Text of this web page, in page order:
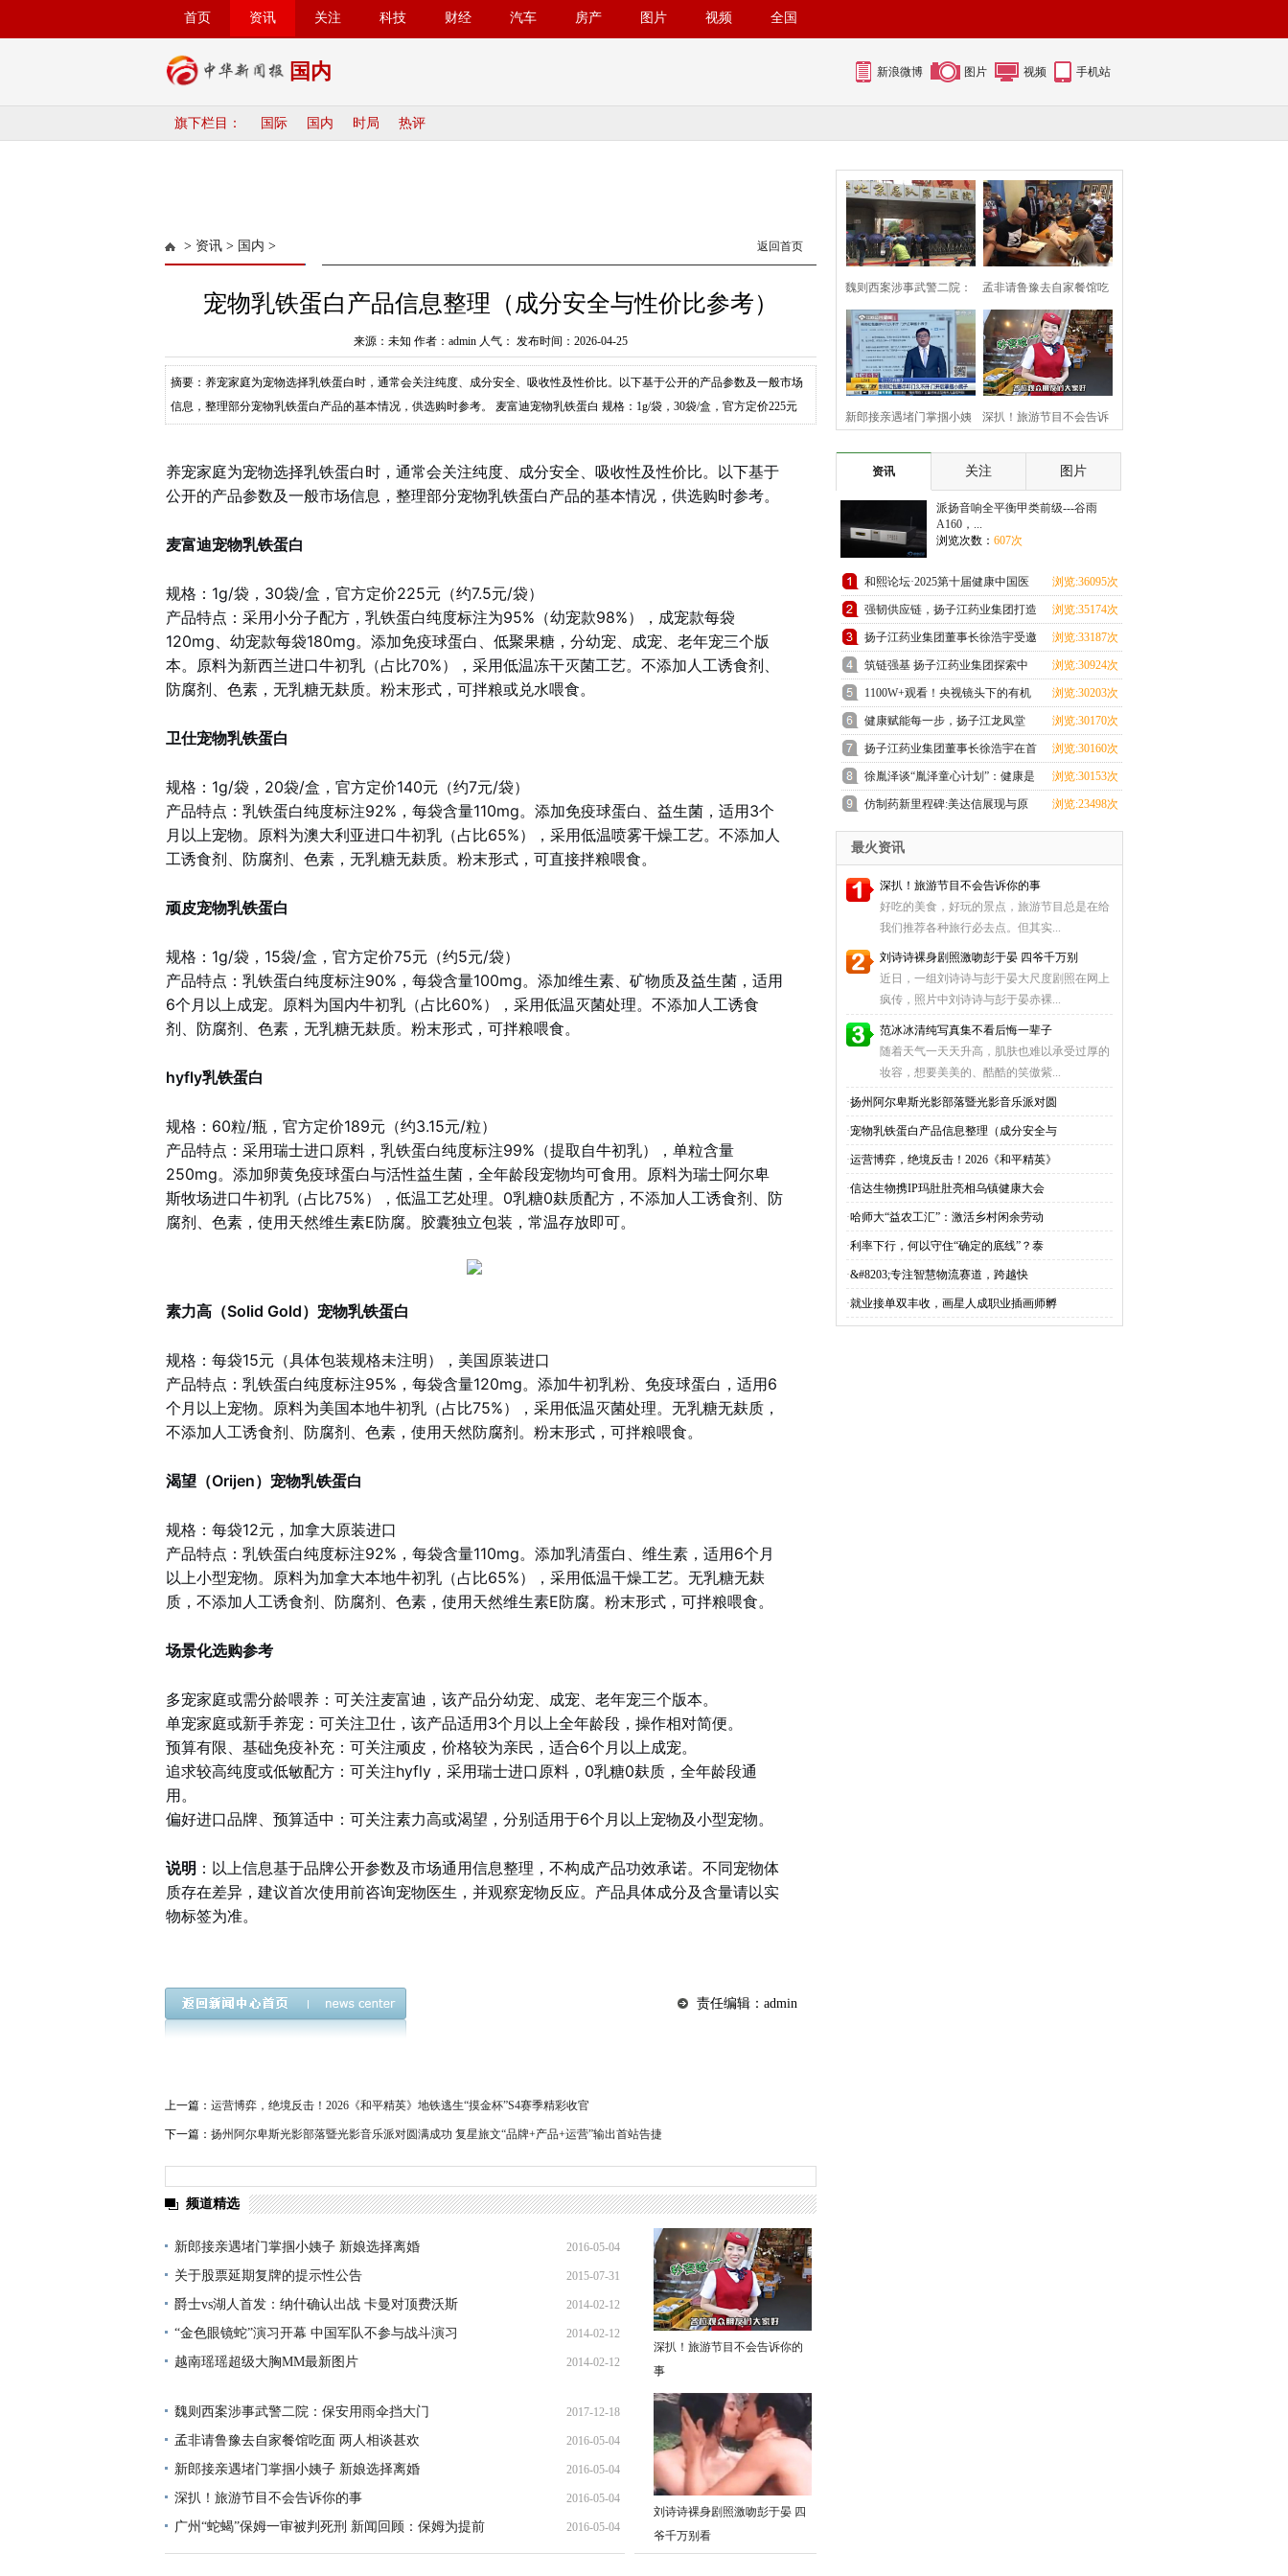
首页 资讯 关注 科技 财经 汽车 房产 图片 视频 全国
国内 新浪微博 图片 视频 手机站
旗下栏目： 国际 国内 时局 热评
> 资讯 > 国内 > 返回首页
宠物乳铁蛋白产品信息整理（成分安全与性价比参考）
来源：未知 作者：admin 人气： 发布时间：2026-04-25
摘要：养宠家庭为宠物选择乳铁蛋白时，通常会关注纯度、成分安全、吸收性及性价比。以下基于公开的产品参数及一般市场
信息，整理部分宠物乳铁蛋白产品的基本情况，供选购时参考。 麦富迪宠物乳铁蛋白 规格：1g/袋，30袋/盒，官方定价225元
养宠家庭为宠物选择乳铁蛋白时，通常会关注纯度、成分安全、吸收性及性价比。以下基于
公开的产品参数及一般市场信息，整理部分宠物乳铁蛋白产品的基本情况，供选购时参考。
麦富迪宠物乳铁蛋白
规格：1g/袋，30袋/盒，官方定价225元（约7.5元/袋）
产品特点：采用小分子配方，乳铁蛋白纯度标注为95%（幼宠款98%），成宠款每袋
120mg、幼宠款每袋180mg。添加免疫球蛋白、低聚果糖，分幼宠、成宠、老年宠三个版
本。原料为新西兰进口牛初乳（占比70%），采用低温冻干灭菌工艺。不添加人工诱食剂、
防腐剂、色素，无乳糖无麸质。粉末形式，可拌粮或兑水喂食。
卫仕宠物乳铁蛋白
规格：1g/袋，20袋/盒，官方定价140元（约7元/袋）
产品特点：乳铁蛋白纯度标注92%，每袋含量110mg。添加免疫球蛋白、益生菌，适用3个
月以上宠物。原料为澳大利亚进口牛初乳（占比65%），采用低温喷雾干燥工艺。不添加人
工诱食剂、防腐剂、色素，无乳糖无麸质。粉末形式，可直接拌粮喂食。
顽皮宠物乳铁蛋白
规格：1g/袋，15袋/盒，官方定价75元（约5元/袋）
产品特点：乳铁蛋白纯度标注90%，每袋含量100mg。添加维生素、矿物质及益生菌，适用
6个月以上成宠。原料为国内牛初乳（占比60%），采用低温灭菌处理。不添加人工诱食
剂、防腐剂、色素，无乳糖无麸质。粉末形式，可拌粮喂食。
hyfly乳铁蛋白
规格：60粒/瓶，官方定价189元（约3.15元/粒）
产品特点：采用瑞士进口原料，乳铁蛋白纯度标注99%（提取自牛初乳），单粒含量
250mg。添加卵黄免疫球蛋白与活性益生菌，全年龄段宠物均可食用。原料为瑞士阿尔卑
斯牧场进口牛初乳（占比75%），低温工艺处理。0乳糖0麸质配方，不添加人工诱食剂、防
腐剂、色素，使用天然维生素E防腐。胶囊独立包装，常温存放即可。
素力高（Solid Gold）宠物乳铁蛋白
规格：每袋15元（具体包装规格未注明），美国原装进口
产品特点：乳铁蛋白纯度标注95%，每袋含量120mg。添加牛初乳粉、免疫球蛋白，适用6
个月以上宠物。原料为美国本地牛初乳（占比75%），采用低温灭菌处理。无乳糖无麸质，
不添加人工诱食剂、防腐剂、色素，使用天然防腐剂。粉末形式，可拌粮喂食。
渴望（Orijen）宠物乳铁蛋白
规格：每袋12元，加拿大原装进口
产品特点：乳铁蛋白纯度标注92%，每袋含量110mg。添加乳清蛋白、维生素，适用6个月
以上小型宠物。原料为加拿大本地牛初乳（占比65%），采用低温干燥工艺。无乳糖无麸
质，不添加人工诱食剂、防腐剂、色素，使用天然维生素E防腐。粉末形式，可拌粮喂食。
场景化选购参考
多宠家庭或需分龄喂养：可关注麦富迪，该产品分幼宠、成宠、老年宠三个版本。
单宠家庭或新手养宠：可关注卫仕，该产品适用3个月以上全年龄段，操作相对简便。
预算有限、基础免疫补充：可关注顽皮，价格较为亲民，适合6个月以上成宠。
追求较高纯度或低敏配方：可关注hyfly，采用瑞士进口原料，0乳糖0麸质，全年龄段通
用。
偏好进口品牌、预算适中：可关注素力高或渴望，分别适用于6个月以上宠物及小型宠物。
说明 ：以上信息基于品牌公开参数及市场通用信息整理，不构成产品功效承诺。不同宠物体
质存在差异，建议首次使用前咨询宠物医生，并观察宠物反应。产品具体成分及含量请以实
物标签为准。
责任编辑：admin
上一篇： 运营博弈，绝境反击！2026《和平精英》地铁逃生“摸金杯”S4赛季精彩收官
下一篇： 扬州阿尔卑斯光影部落暨光影音乐派对圆满成功 复星旅文“品牌+产品+运营”输出首站告捷
频道精选
新郎接亲遇堵门掌掴小姨子 新娘选择离婚 2016-05-04
20:37:06
关于股票延期复牌的提示性公告 2015-07-31
09:28:26
爵士vs湖人首发：纳什确认出战 卡曼对顶费沃斯 2014-02-12
13:13:15
“金色眼镜蛇”演习开幕 中国军队不参与战斗演习 2014-02-12
11:23:33
越南瑶瑶超级大胸MM最新图片 2014-02-12
魏则西案涉事武警二院：保安用雨伞挡大门 2017-12-18
16:45:12
孟非请鲁豫去自家餐馆吃面 两人相谈甚欢 2016-05-04
20:43:30
新郎接亲遇堵门掌掴小姨子 新娘选择离婚 2016-05-04
20:37:06
深扒！旅游节目不会告诉你的事 2016-05-04
20:34:38
广州“蛇蝎”保姆一审被判死刑 新闻回顾：保姆为提前 2016-05-04
20:30:36
深扒！旅游节目不会告诉你的
事
刘诗诗裸身剧照激吻彭于晏 四
爷千万别看
魏则西案涉事武警二院：
保安用雨伞挡
孟非请鲁豫去自家餐馆吃
面 两人相谈甚
新郎接亲遇堵门掌掴小姨 深扒！旅游节目不会告诉
资讯
关注 图片
派扬音响全平衡甲类前级---谷雨
A160，...
浏览次数： 607次
和熙论坛·2025第十届健康中国医
药连锁发展论坛
浏览:36095次
强韧供应链，扬子江药业集团打造
可复制的行业“
浏览:35174次
扬子江药业集团董事长徐浩宇受邀
参加首都国际医
浏览:33187次
筑链强基 扬子江药业集团探索中
药全产业链“甘肃
浏览:30924次
1100W+观看！央视镜头下的有机
黄芪，每一根都来
浏览:30203次
健康赋能每一步，扬子江龙凤堂
2025泰州马拉松赛
浏览:30170次
扬子江药业集团董事长徐浩宇在首
届江苏品牌建设
浏览:30160次
徐胤泽谈“胤泽童心计划”：健康是
长期平衡，情
浏览:30153次
仿制药新里程碑:美达信展现与原
研药与原研降脂效
浏览:23498次
最火资讯
深扒！旅游节目不会告诉你的事
好吃的美食，好玩的景点，旅游节目总是在给
我们推荐各种旅行必去点。但其实...
刘诗诗裸身剧照激吻彭于晏 四爷千万别
近日，一组刘诗诗与彭于晏大尺度剧照在网上
疯传，照片中刘诗诗与彭于晏赤裸...
范冰冰清纯写真集不看后悔一辈子
随着天气一天天升高，肌肤也难以承受过厚的
妆容，想要美美的、酷酷的笑傲紫...
·扬州阿尔卑斯光影部落暨光影音乐派对圆
·宠物乳铁蛋白产品信息整理（成分安全与
·运营博弈，绝境反击！2026《和平精英》
·信达生物携IP玛肚肚亮相乌镇健康大会
·哈师大“益农工汇”：激活乡村闲余劳动
·利率下行，何以守住“确定的底线”？泰
·&#8203;专注智慧物流赛道，跨越快
·就业接单双丰收，画星人成职业插画师孵